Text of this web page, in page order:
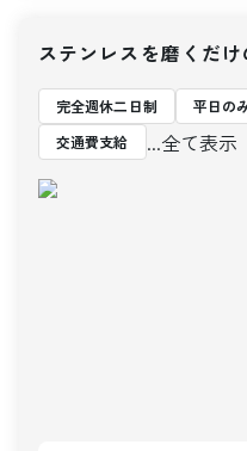
ステンレスを磨くだ
完全週休二日制 平日の
交通費支給
...全て表示